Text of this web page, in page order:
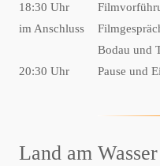
18:30 Uhr
im Anschluss
Bodau und
20:30 Uhr
Pause und
Land am